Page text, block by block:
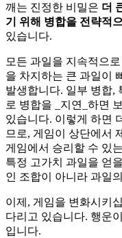
깨는 진정한 비밀은 더
기 위해 병합을 전략적
있습니다.
모든 과일을 지속적으
을 차지하는 큰 과일이
발생합니다. 일부 병합,
로 병합을 _지연_하면
있습니다. 이렇게 하면
므로, 게임이 상단에서
게임에서 승리할 수 있
특정 고가치 과일을 얻
인 조합이 아니라 과일
이제, 게임을 변화시키
다리고 있습니다. 행운
입니다.